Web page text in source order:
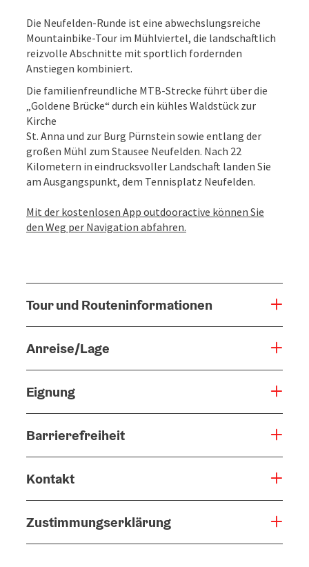
Die Neufelden-Runde ist eine abwechslungsreiche
Mountainbike-Tour im Mühlviertel, die landschaftlich
reizvolle Abschnitte mit sportlich fordernden
Anstiegen kombiniert.
Die familienfreundliche MTB-Strecke führt über die
„Goldene Brücke“ durch ein kühles Waldstück zur
Kirche
St. Anna und zur Burg Pürnstein sowie entlang der
großen Mühl zum Stausee Neufelden. Nach 22
Kilometern in eindrucksvoller Landschaft landen Sie
am Ausgangspunkt, dem Tennisplatz Neufelden.
Mit der kostenlosen App outdooractive können Sie
den Weg per Navigation abfahren.
Tour und Routeninformationen
Anreise/Lage
Eignung
Barrierefreiheit
Kontakt
Zustimmungserklärung